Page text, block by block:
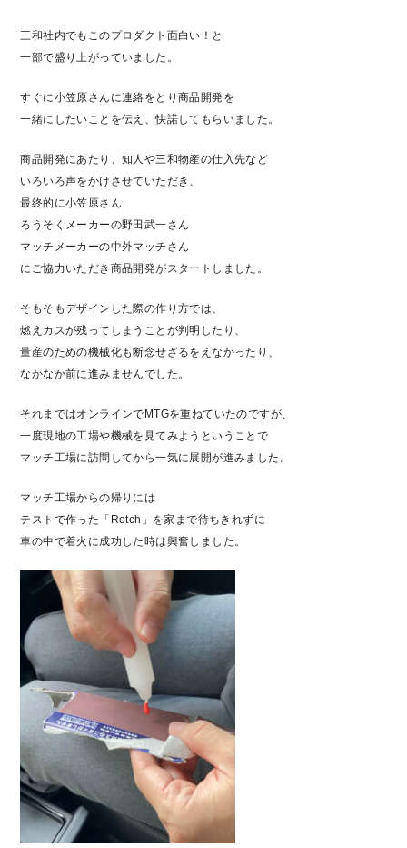
三和社内でもこのプロダクト面白い！と
一部で盛り上がっていました。
すぐに小笠原さんに連絡をとり商品開発を
一緒にしたいことを伝え、快諾してもらいました。
商品開発にあたり、知人や三和物産の仕入先など
いろいろ声をかけさせていただき、
最終的に小笠原さん
ろうそくメーカーの野田武一さん
マッチメーカーの中外マッチさん
にご協力いただき商品開発がスタートしました。
そもそもデザインした際の作り方では、
燃えカスが残ってしまうことが判明したり、
量産のための機械化も断念せざるをえなかったり、
なかなか前に進みませんでした。
それまではオンラインでMTGを重ねていたのですが、
一度現地の工場や機械を見てみようということで
マッチ工場に訪問してから一気に展開が進みました。
マッチ工場からの帰りには
テストで作った「Rotch」を家まで待ちきれずに
車の中で着火に成功した時は興奮しました。